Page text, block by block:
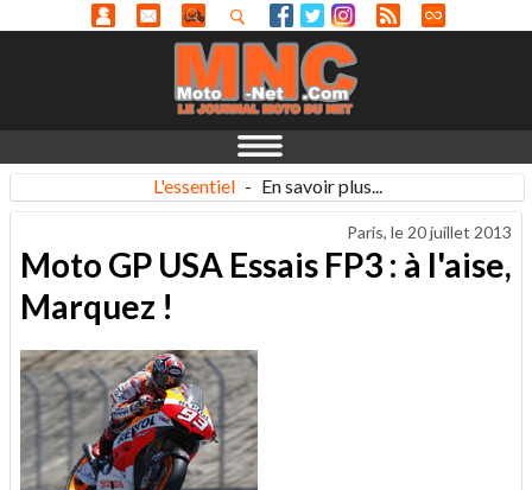
L'essentiel - En savoir plus...
Paris, le 20 juillet 2013
Moto GP USA Essais FP3 : à l'aise,
Marquez !